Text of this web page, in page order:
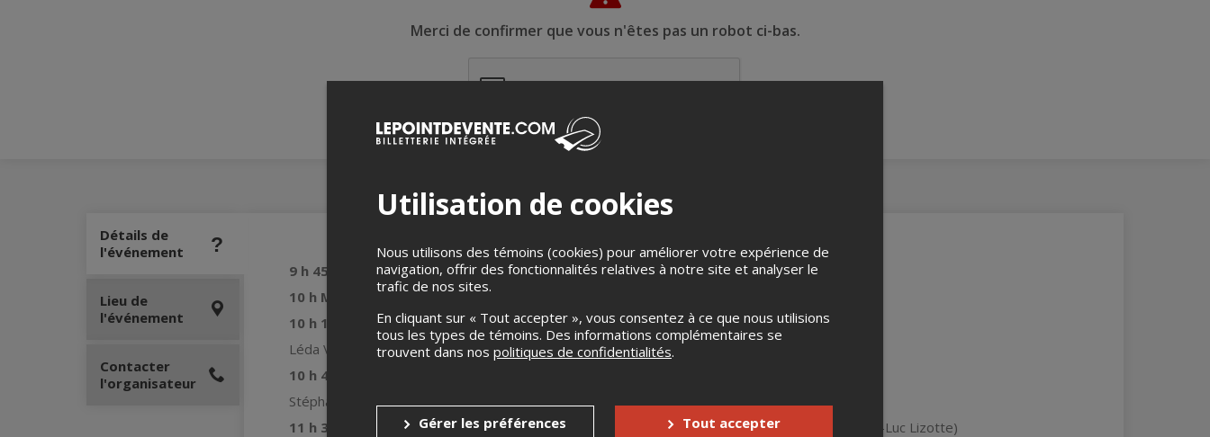
Merci de confirmer que vous n'êtes pas un robot ci-bas.
Détails de
l'événement
9 h 45 Accueil
10 h Mot de bienvenue
10 h 15 Présentation de la Ferme ViGo
Léda Villeneuve, copropriétaire
10 h 45 Projet d’eau d’abreuvement au Bas-Saint-Laurent
Stéphane Bégin, agr., JMP Consultants
11 h 30 Variation de la consommation d’eau dans une entreprise ovine(essai chez Pierre-Luc Lizotte)
Lieu de
l'événement
Contacter
l'organisateur
Utilisation de cookies
Nous utilisons des témoins (cookies) pour améliorer votre expérience de
navigation, offrir des fonctionnalités relatives à notre site et analyser le
trafic de nos sites.
En cliquant sur « Tout accepter », vous consentez à ce que nous utilisions
tous les types de témoins. Des informations complémentaires se
trouvent dans nos politiques de confidentialités.
Gérer les préférences Tout accepter